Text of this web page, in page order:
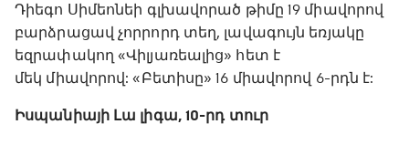
Դիեգո Սիմեոնեի գլխավորած թիմը 19 միավորով
բարձրացավ չորրորդ տեղ, լավագույն եռյակը
եզրափակող «Վիլյառեալից» հետ է
մեկ միավորով: «Բետիսը» 16 միավորով 6-րդն է:
Իսպանիայի Լա լիգա, 10-րդ տուր